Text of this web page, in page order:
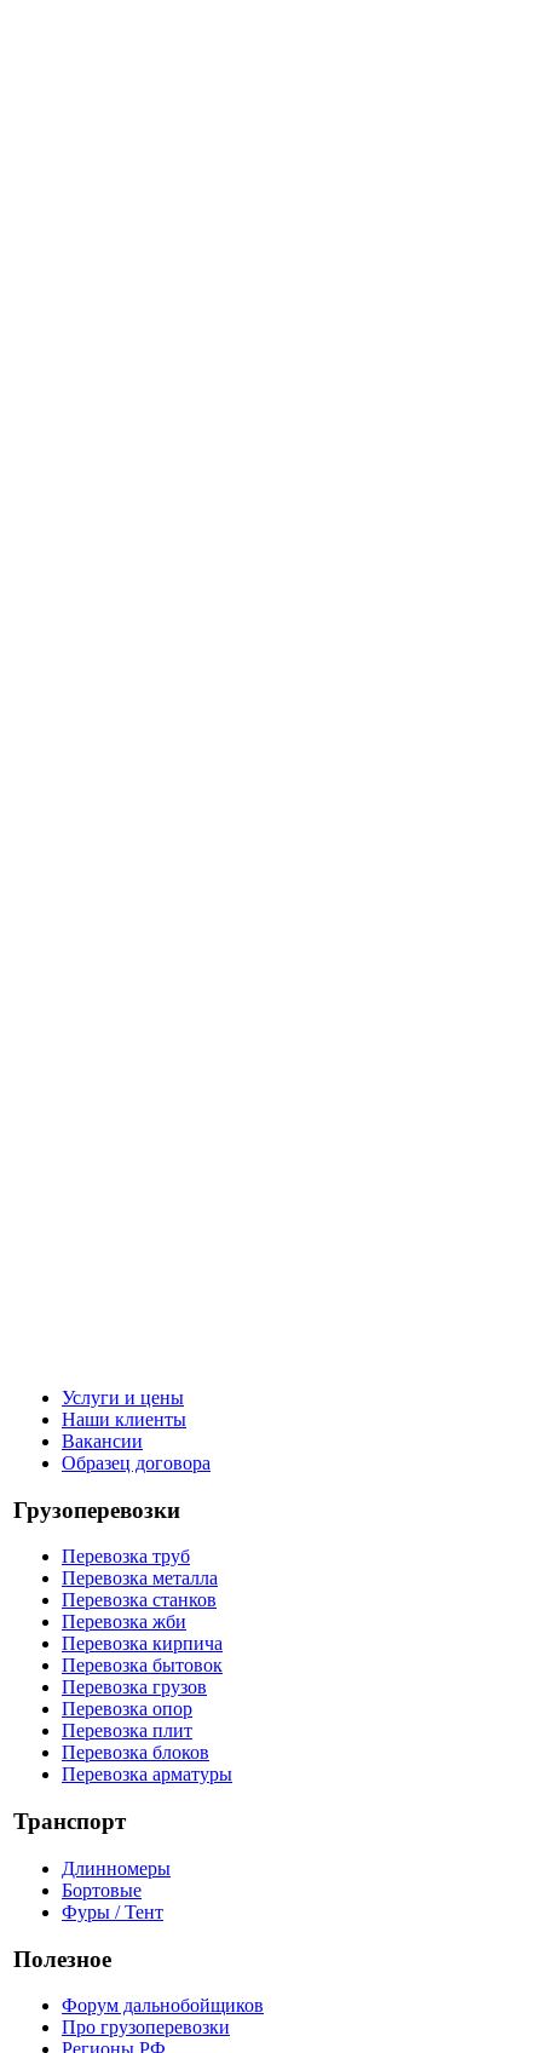
Услуги и цены
Наши клиенты
Вакансии
Образец договора
Грузоперевозки
Перевозка труб
Перевозка металла
Перевозка станков
Перевозка жби
Перевозка кирпича
Перевозка бытовок
Перевозка грузов
Перевозка опор
Перевозка плит
Перевозка блоков
Перевозка арматуры
Транспорт
Длинномеры
Бортовые
Фуры / Тент
Полезное
Форум дальнобойщиков
Про грузоперевозки